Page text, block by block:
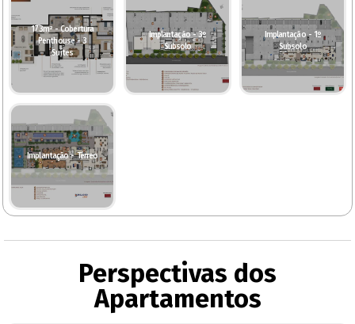
173m² - Cobertura
Penthouse - 3
Suítes
Implantação - 3º
Subsolo
Implantação - 1º
Subsolo
Implantação - Térreo
Perspectivas dos
Apartamentos